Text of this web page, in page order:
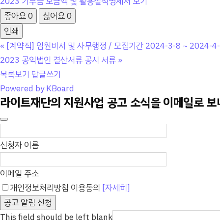
좋아요0 싫어요0
인쇄
« [계약직] 임원비서 및 사무행정 / 모집기간 2024-3-8 ~ 2024-
2023 공익법인 결산서류 공시 서류 »
목록보기 답글쓰기
Powered by KBoard
라이트재단의 지원사업 공고 소식을 이메일로
신청자 이름
이메일 주소
개인정보처리방침 이용동의 [자세히]
공고 알림 신청
This field should be left blank